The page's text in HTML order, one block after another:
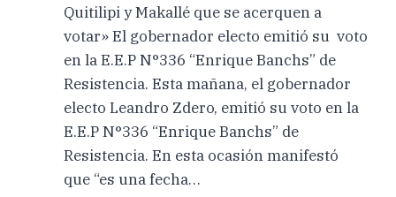
Quitilipi y Makallé que se acerquen a
votar» El gobernador electo emitió su voto
en la E.E.P N°336 “Enrique Banchs” de
Resistencia. Esta mañana, el gobernador
electo Leandro Zdero, emitió su voto en la
E.E.P N°336 “Enrique Banchs” de
Resistencia. En esta ocasión manifestó
que “es una fecha…